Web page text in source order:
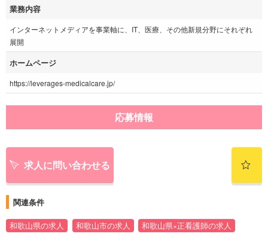
業務内容
インターネットメディアを事業軸に、IT、医療、その他新規分野にそれぞれ
展開
ホームページ
https://leverages-medicalcare.jp/
応募情報
求人に問い合わせる
関連条件
和歌山県の求人 和歌山市の求人
和歌山県×正看護師の求人